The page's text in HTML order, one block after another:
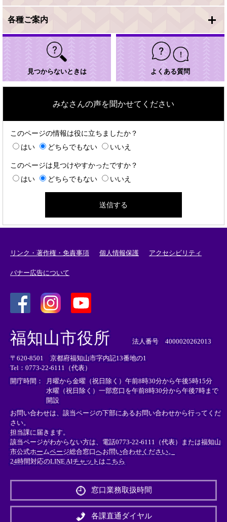
各種ご案内
見つからないときは よくある質問
みなさんの声を聞かせてください
このページの情報は役に立ちましたか？
はい
どちらでもない いいえ
このページは見つけやすかったですか？
はい
どちらでもない いいえ
リンク・著作権・免責事項 個人情報保護 アクセシビリティ
バナー広告について
外
部
リ
ン
ク
＞
外
リ
ン
ク
＞
外
部
ン
ク
＞
福知山市役所 法人番号 4000020262013
〒620-8501 京都府福知山市字内記13番地の1
Tel：0773-22-6111（代表）
開庁時間：
月曜から金曜（祝日除く）午前8時30分から午後5時15分
水曜（祝日除く）一部窓口を午前8時30分から午後7時まで
開設
お問い合わせは、該当ページの下部にあるお問い合わせから行ってくだ
さい。
担当課に届きます。
該当ページがわからない方は、電話0773-22-6111（代表）または福知山
市公式ホームページ総合窓口へお問い合わせください。
24時間対応のLINE AIチャットはこちら
外
リ
ン
窓口業務取扱時間
各課直通ダイヤル